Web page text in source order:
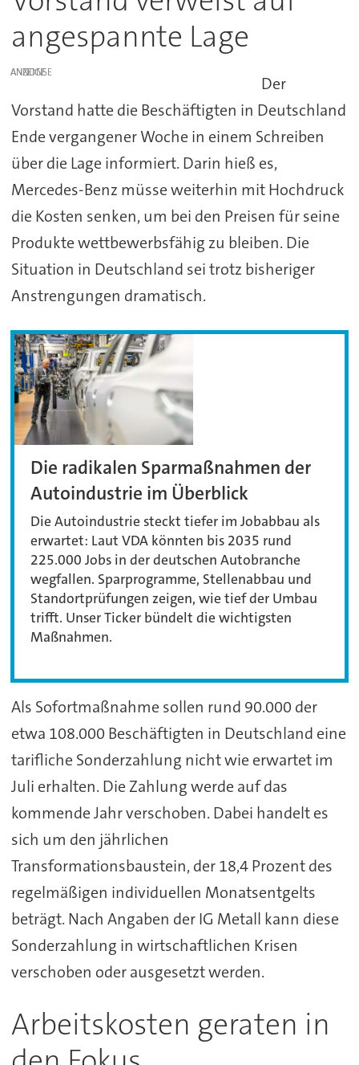
angespannte Lage
ANZEIGE
Der
Vorstand hatte die Beschäftigten in Deutschland
Ende vergangener Woche in einem Schreiben
über die Lage informiert. Darin hieß es,
Mercedes-Benz müsse weiterhin mit Hochdruck
die Kosten senken, um bei den Preisen für seine
Produkte wettbewerbsfähig zu bleiben. Die
Situation in Deutschland sei trotz bisheriger
Anstrengungen dramatisch.
Die radikalen Sparmaßnahmen der
Autoindustrie im Überblick
Die Autoindustrie steckt tiefer im Jobabbau als
erwartet: Laut VDA könnten bis 2035 rund
225.000 Jobs in der deutschen Autobranche
wegfallen. Sparprogramme, Stellenabbau und
Standortprüfungen zeigen, wie tief der Umbau
trifft. Unser Ticker bündelt die wichtigsten
Maßnahmen.
Als Sofortmaßnahme sollen rund 90.000 der
etwa 108.000 Beschäftigten in Deutschland eine
tarifliche Sonderzahlung nicht wie erwartet im
Juli erhalten. Die Zahlung werde auf das
kommende Jahr verschoben. Dabei handelt es
sich um den jährlichen
Transformationsbaustein, der 18,4 Prozent des
regelmäßigen individuellen Monatsentgelts
beträgt. Nach Angaben der IG Metall kann diese
Sonderzahlung in wirtschaftlichen Krisen
verschoben oder ausgesetzt werden.
Arbeitskosten geraten in